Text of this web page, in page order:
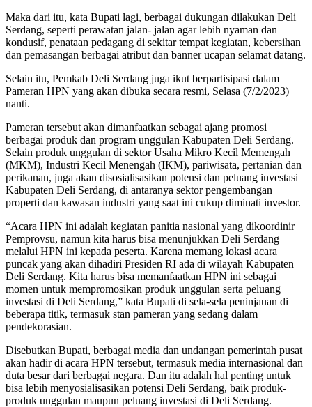
Maka dari itu, kata Bupati lagi, berbagai dukungan dilakukan Deli
Serdang, seperti perawatan jalan- jalan agar lebih nyaman dan
kondusif, penataan pedagang di sekitar tempat kegiatan, kebersihan
dan pemasangan berbagai atribut dan banner ucapan selamat datang.
Selain itu, Pemkab Deli Serdang juga ikut berpartisipasi dalam
Pameran HPN yang akan dibuka secara resmi, Selasa (7/2/2023)
nanti.
Pameran tersebut akan dimanfaatkan sebagai ajang promosi
berbagai produk dan program unggulan Kabupaten Deli Serdang.
Selain produk unggulan di sektor Usaha Mikro Kecil Memengah
(MKM), Industri Kecil Menengah (IKM), pariwisata, pertanian dan
perikanan, juga akan disosialisasikan potensi dan peluang investasi
Kabupaten Deli Serdang, di antaranya sektor pengembangan
properti dan kawasan industri yang saat ini cukup diminati investor.
“Acara HPN ini adalah kegiatan panitia nasional yang dikoordinir
Pemprovsu, namun kita harus bisa menunjukkan Deli Serdang
melalui HPN ini kepada peserta. Karena memang lokasi acara
puncak yang akan dihadiri Presiden RI ada di wilayah Kabupaten
Deli Serdang. Kita harus bisa memanfaatkan HPN ini sebagai
momen untuk mempromosikan produk unggulan serta peluang
investasi di Deli Serdang,” kata Bupati di sela-sela peninjauan di
beberapa titik, termasuk stan pameran yang sedang dalam
pendekorasian.
Disebutkan Bupati, berbagai media dan undangan pemerintah pusat
akan hadir di acara HPN tersebut, termasuk media internasional dan
duta besar dari berbagai negara. Dan itu adalah hal penting untuk
bisa lebih menyosialisasikan potensi Deli Serdang, baik produk-
produk unggulan maupun peluang investasi di Deli Serdang.